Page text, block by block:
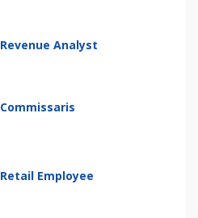
Revenue Analyst
Commissaris
Retail Employee